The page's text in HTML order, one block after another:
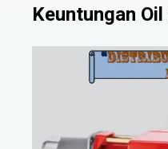
Keuntungan